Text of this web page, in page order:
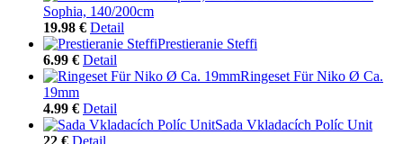
Sophia, 140/200cm
19.98 € Detail
Prestieranie Steffi
6.99 € Detail
Ringeset Für Niko Ø Ca.
19mm
4.99 € Detail
Sada Vkladacích Políc Unit
22 € Detail